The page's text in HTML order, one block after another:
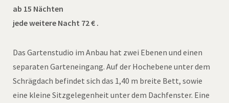
ab 15 Nächten
jede weitere Nacht 72 € .
Das Gartenstudio im Anbau hat zwei Ebenen und einen
separaten Garteneingang. Auf der Hochebene unter dem
Schrägdach befindet sich das 1,40 m breite Bett, sowie
eine kleine Sitzgelegenheit unter dem Dachfenster. Eine